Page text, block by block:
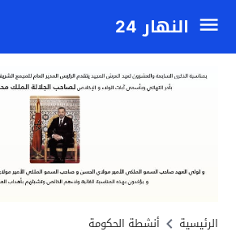
النهار 24
الرئيسية أنشطة الحكومة